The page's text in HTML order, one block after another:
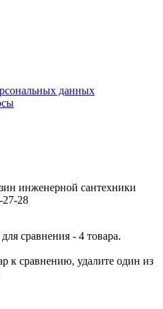
данных
инженерной сантехники
27-28
сравнения - 4 товара.
к сравнению, удалите один из